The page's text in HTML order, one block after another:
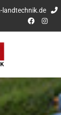
landtechnik.de